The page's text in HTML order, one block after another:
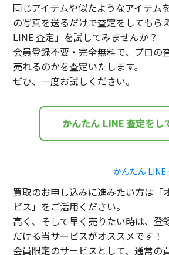
同じアイテムや似たようなアイテム
の写真を送るだけで査定をしてもら
LINE 査定」を試してみませんか？
会員登録不要・完全無料で、プロの
売れるのかを査定いたします。
ぜひ、一度お試しください。
かんたん LINE 査定をし
かんたん LINE
買取のお申し込みに進みたい方は「
ビス」をご活用ください。
高く、そして早く売りたい時は、登
だける当サービスがオススメです！
会員限定のサービスとして、通常の